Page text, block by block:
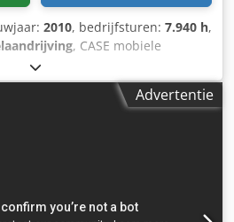
2010, bedrijfsturen: 7.940 h,
, CASE mobiele
(hydraulische graafmachine)
N211 Motorfabrikant: Case
Bedrijfstijden: 7940 uur
partners. Alle gegevens onder
Advertentie